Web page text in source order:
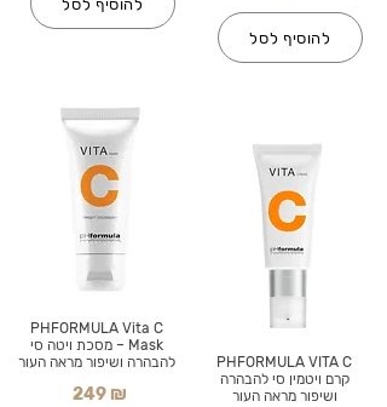
להוסיף לסל
PHFORMULA Vita C
Mask – מסכת ויטה סי
להבהרה ושיפור מראה העור
249 ₪
להוסיף לסל
PHFORMULA VITA C
קרם ויטמין סי להבהרה
ושיפור מראה העור